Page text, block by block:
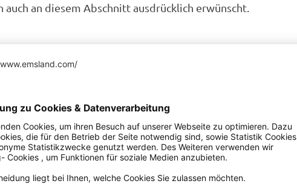
an diesem Abschnitt ausdrücklich erwünscht.